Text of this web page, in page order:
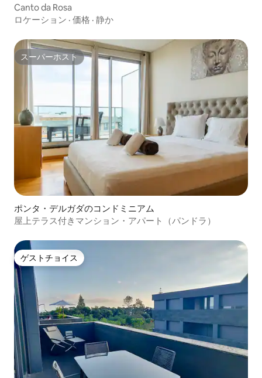
Canto da Rosa
ロケーション · 価格 · 静か
スーパーホスト
スーパーホスト
ポンタ・デルガダのコンドミニアム
屋上テラス付きマンション・アパート（パンドラ）
ゲストチョイス
ゲストチョイス